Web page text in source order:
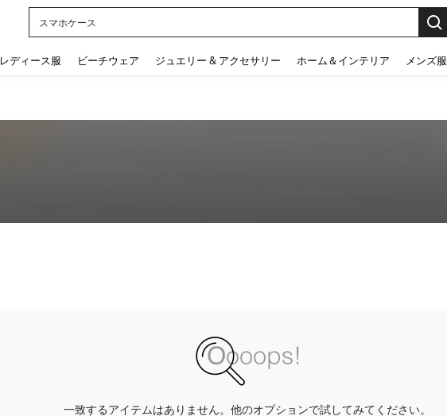
スマホケース
レディース服 ビーチウェア ジュエリー & アクセサリー ホーム＆インテリア メンズ服
一致するアイテムはありません。他のオプションで試してみてください。